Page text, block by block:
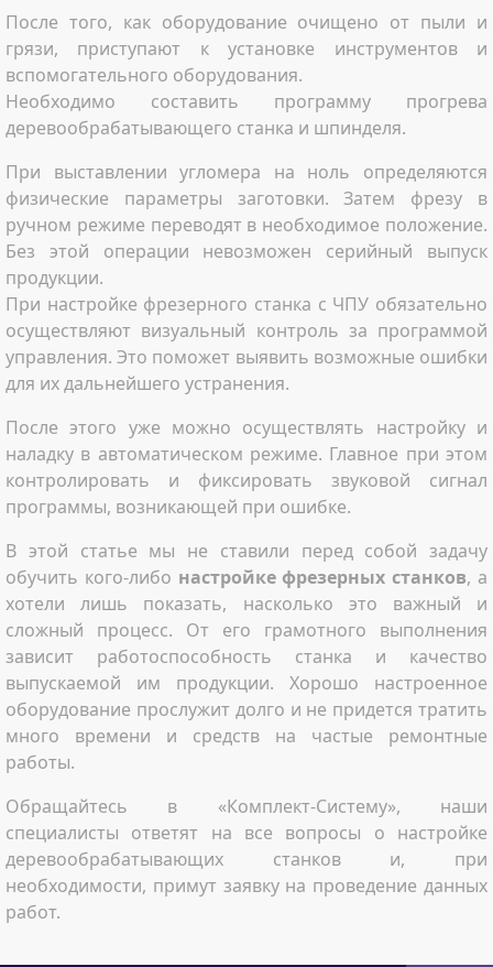
После того, как оборудование очищено от пыли и
грязи, приступают к установке инструментов и
вспомогательного оборудования.
Необходимо составить программу прогрева
деревообрабатывающего станка и шпинделя.
При выставлении угломера на ноль определяются
физические параметры заготовки. Затем фрезу в
ручном режиме переводят в необходимое положение.
Без этой операции невозможен серийный выпуск
продукции.
При настройке фрезерного станка с ЧПУ обязательно
осуществляют визуальный контроль за программой
управления. Это поможет выявить возможные ошибки
для их дальнейшего устранения.
После этого уже можно осуществлять настройку и
наладку в автоматическом режиме. Главное при этом
контролировать и фиксировать звуковой сигнал
программы, возникающей при ошибке.
В этой статье мы не ставили перед собой задачу
обучить кого-либо настройке фрезерных станков, а
хотели лишь показать, насколько это важный и
сложный процесс. От его грамотного выполнения
зависит работоспособность станка и качество
выпускаемой им продукции. Хорошо настроенное
оборудование прослужит долго и не придется тратить
много времени и средств на частые ремонтные
работы.
Обращайтесь в «Комплект-Систему», наши
специалисты ответят на все вопросы о настройке
деревообрабатывающих станков и, при
необходимости, примут заявку на проведение данных
работ.